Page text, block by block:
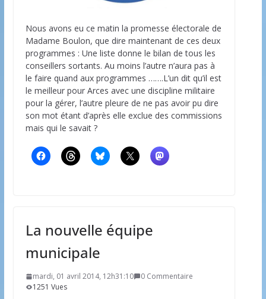
Nous avons eu ce matin la promesse électorale de
Madame Boulon, que dire maintenant de ces deux
programmes : Une liste donne le bilan de tous les
conseillers sortants. Au moins l’autre n’aura pas à
le faire quand aux programmes …….L’un dit qu’il est
le meilleur pour Arces avec une discipline militaire
pour la gérer, l’autre pleure de ne pas avoir pu dire
son mot étant d’après elle exclue des commissions
mais qui le savait ?
La nouvelle équipe
municipale
mardi, 01 avril 2014, 12h31:10
0 Commentaire
1251 Vues